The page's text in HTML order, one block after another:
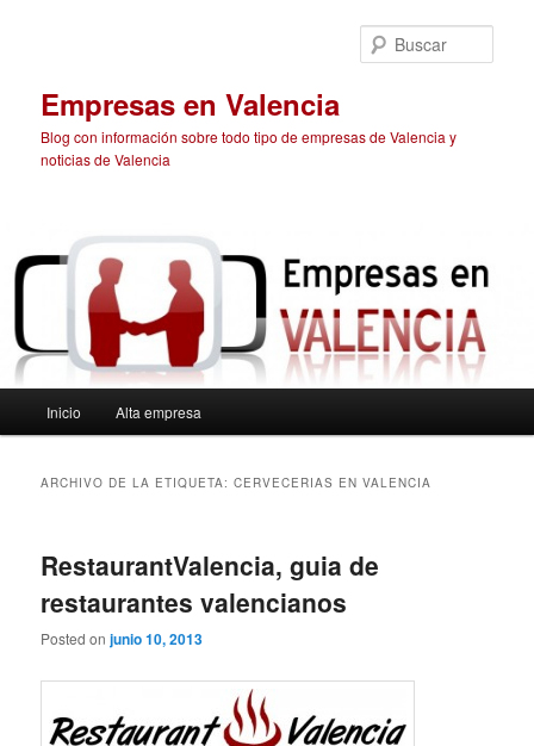
Empresas en Valencia
Blog con información sobre todo tipo de empresas de Valencia y
noticias de Valencia
principal
Inicio Alta empresa
ARCHIVO DE LA ETIQUETA:CERVECERIAS EN VALENCIA
RestaurantValencia, guia de
restaurantes valencianos
Posted onjunio 10, 2013